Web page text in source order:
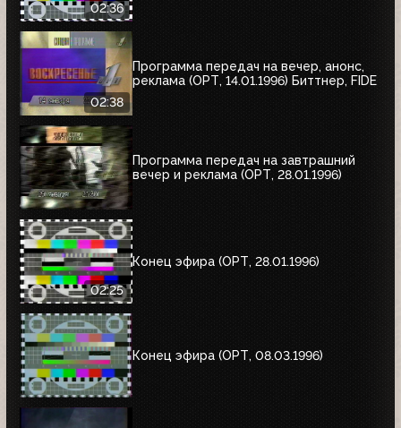
02:36
02:38
Программа передач на вечер, анонс,
реклама (ОРТ, 14.01.1996) Биттнер, FIDE
Программа передач на завтрашний
вечер и реклама (ОРТ, 28.01.1996)
02:25
Конец эфира (ОРТ, 28.01.1996)
Конец эфира (ОРТ, 08.03.1996)